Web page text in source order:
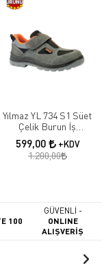
Yılmaz YL 734 S1 Süet
Çelik Burun İş
Ayakkabısı
599,00 +KDV
1.200,00
100
GÜVENLİ -
ONLINE
ALIŞVERİŞ